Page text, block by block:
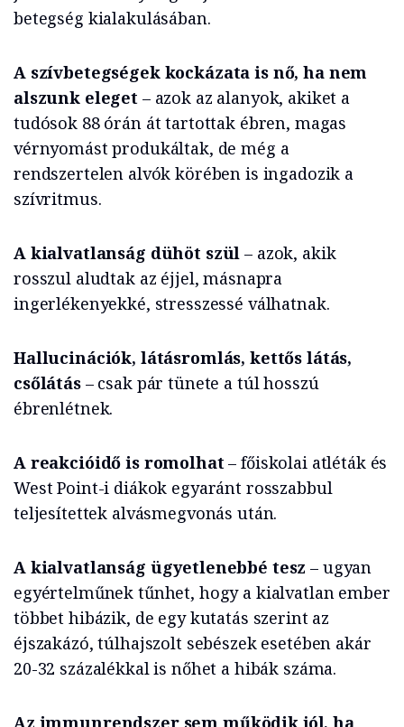
betegség kialakulásában.
A szívbetegségek kockázata is nő, ha nem
alszunk eleget– azok az alanyok, akiket a
tudósok 88 órán át tartottak ébren, magas
vérnyomást produkáltak, de még a
rendszertelen alvók körében is ingadozik a
szívritmus.
A kialvatlanság dühöt szül – azok, akik
rosszul aludtak az éjjel, másnapra
ingerlékenyekké, stresszessé válhatnak.
Hallucinációk, látásromlás, kettős látás,
csőlátás– csak pár tünete a túl hosszú
ébrenlétnek.
A reakcióidő is romolhat– főiskolai atléták és
West Point-i diákok egyaránt rosszabbul
teljesítettek alvásmegvonás után.
A kialvatlanság ügyetlenebbé tesz – ugyan
egyértelműnek tűnhet, hogy a kialvatlan ember
többet hibázik, de egy kutatás szerint az
éjszakázó, túlhajszolt sebészek esetében akár
20-32 százalékkal is nőhet a hibák száma.
Az immunrendszer sem működik jól, ha